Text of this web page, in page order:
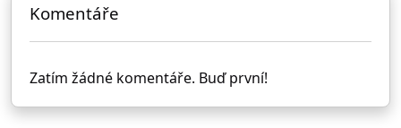
Komentáře
Zatím žádné komentáře. Buď první!